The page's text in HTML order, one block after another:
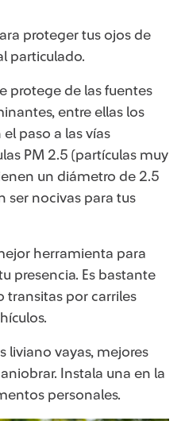
proteger tus ojos de
particulado.
protege de las fuentes
entre ellas los
paso a las vías
PM 2.5 (partículas muy
un diámetro de 2.5
ser nocivas para tus
herramienta para
presencia. Es bastante
transitas por carriles
liviano vayas, mejores
Instala una en la
personales.